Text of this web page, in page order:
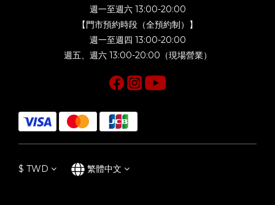
週一至週六 13:00-20:00
【門市預約時段（全預約制）】
週一至週四 13:00-20:00
週五、週六 13:00-20:00（現場營業）
$ TWD 繁體中文